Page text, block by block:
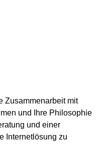
Zusammenarbeit mit
und Ihre Philosophie
und einer
Internetlösung zu